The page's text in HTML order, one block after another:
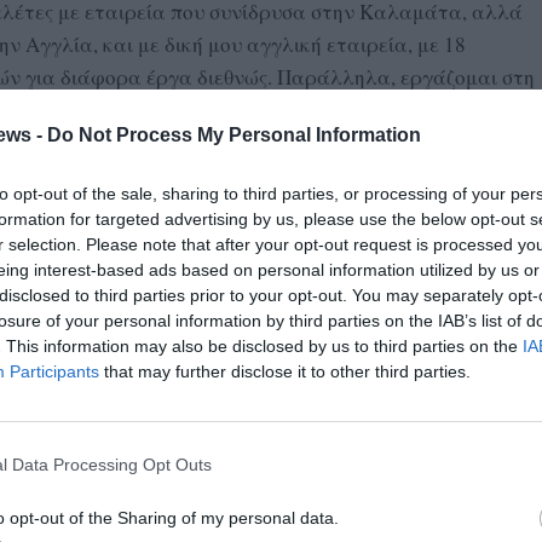
- Do Not Process My Personal Information
opt-out of the sale, sharing to third parties, or processing of your
for targeted advertising by us, please use the below opt-out
selection. Please note that after your opt-out request is processed
interest-based ads based on personal information utilized by us
to third parties prior to your opt-out. You may separately
of your personal information by third parties on the IAB’s list of
This information may also be disclosed by us to third parties on the
Participants that may further disclose it to other third parties.
Data Processing Opt Outs
opt-out of the Sharing of my personal data.
με εταιρεία που συνίδρυσα στην Καλαμάτα, αλλά
Αγγλία, και με δική μου αγγλική εταιρεία, με 18
για διάφορα έργα διεθνώς. Παράλληλα, εργάζομαι στη
μελετών πυρηνικών εργοστασίων.
στη χώρα που βρίσκεστε;
εταιρείες που με ήθελαν να διαλέξω.
χώρα που ζείτε;
Μπρίστολ που ζω μιλούν 60 γλώσσες και κανείς δε
πολύ φιλικοί, με ταπεινοφροσύνη, ευγενική
Όμως, ξαφνιάζονται με την έντονα
τους Έλληνες γενικά.